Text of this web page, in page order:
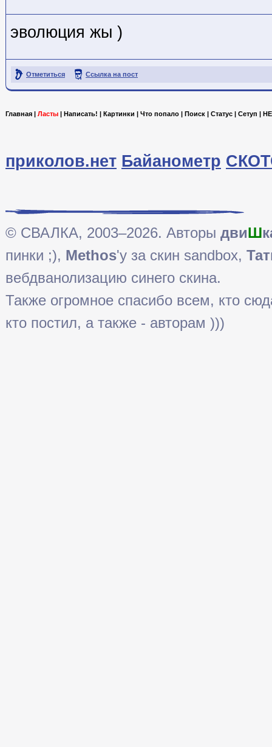
эволюция жы )
Отметиться Ссылка на пост
Главная | Ласты | Написать! | Картинки | Что попало | Поиск | Статус | Сетуп |
приколов.нет Байанометр
© СВАЛКА, 2003–2026. Авторы двиШ
пинки ;), Methos'у за скин sandbox,
вебдванолизацию синего скина.
Также огромное спасибо всем, кто
кто постил, а также - авторам )))